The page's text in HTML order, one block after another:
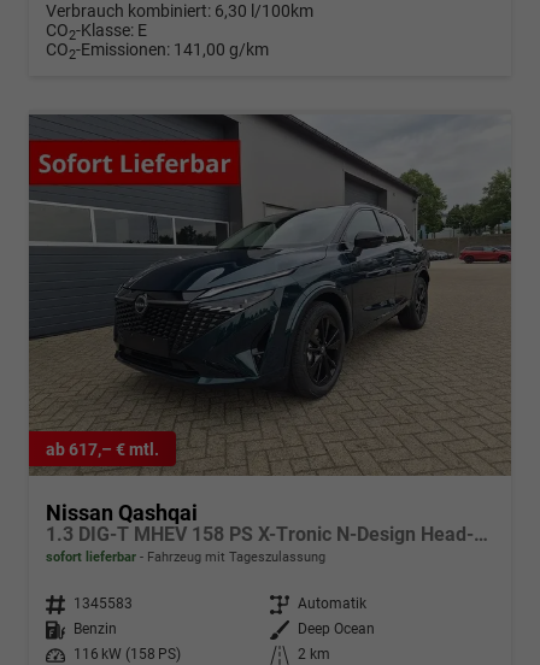
Verbrauch kombiniert: 6,30 l/100km
CO2-Klasse: E
CO2-Emissionen: 141,00 g/km
ab 617,– € mtl.
Nissan Qashqai
1.3 DIG-T MHEV 158 PS X-Tronic N-Design Head-Up Display Teil-Leder Klimaautomatik Sitzheizung Lenkradheizung Navi elektr. Heckklappe ACC PDC v+h 360°Kamera DAB Bluetooth Touchscreen Apple CarPlay Android Auto 19"Zoll
sofort lieferbar Fahrzeug mit Tageszulassung
Fahrzeugnr. 1345583 Getriebe Automatik
Kraftstoff
Benzin Außenfarbe
Deep Ocean
Leistung
116 kW (158 PS) Kilometerstand
2 km